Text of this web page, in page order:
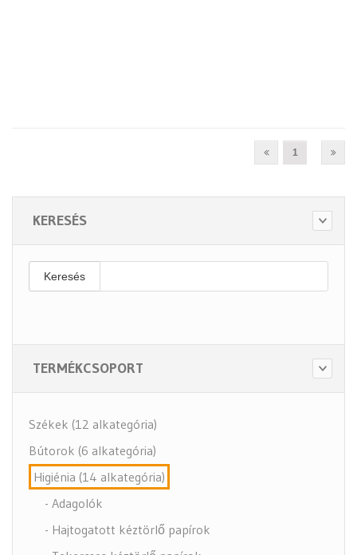
1
KERESÉS
Keresés
TERMÉKCSOPORT
Székek (12 alkategória)
Bútorok (6 alkategória)
Higiénia (14 alkategória)
- Adagolók
- Hajtogatott kéztörlő papírok